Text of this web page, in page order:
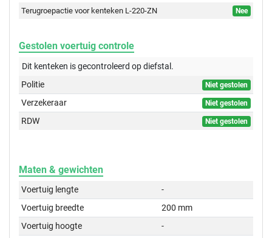
Terugroepactie voor kenteken L-220-ZN
Nee
Gestolen voertuig controle
Dit kenteken is gecontroleerd opdiefstal.
Politie
Niet gestolen
Verzekeraar Niet gestolen
RDW Niet gestolen
Maten & gewichten
Voertuig lengte
-
Voertuig breedte
200 mm
Voertuig hoogte
-